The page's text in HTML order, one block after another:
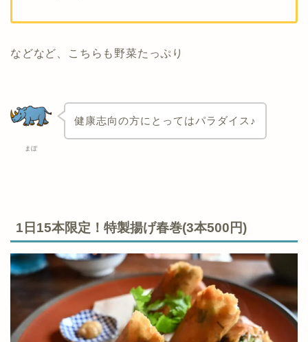
などなど、こちらも野菜たっぷり
まぼ
健康志向の方にとってはパラダイス♪
1日15本限定！特製揚げ春巻(3本500円)